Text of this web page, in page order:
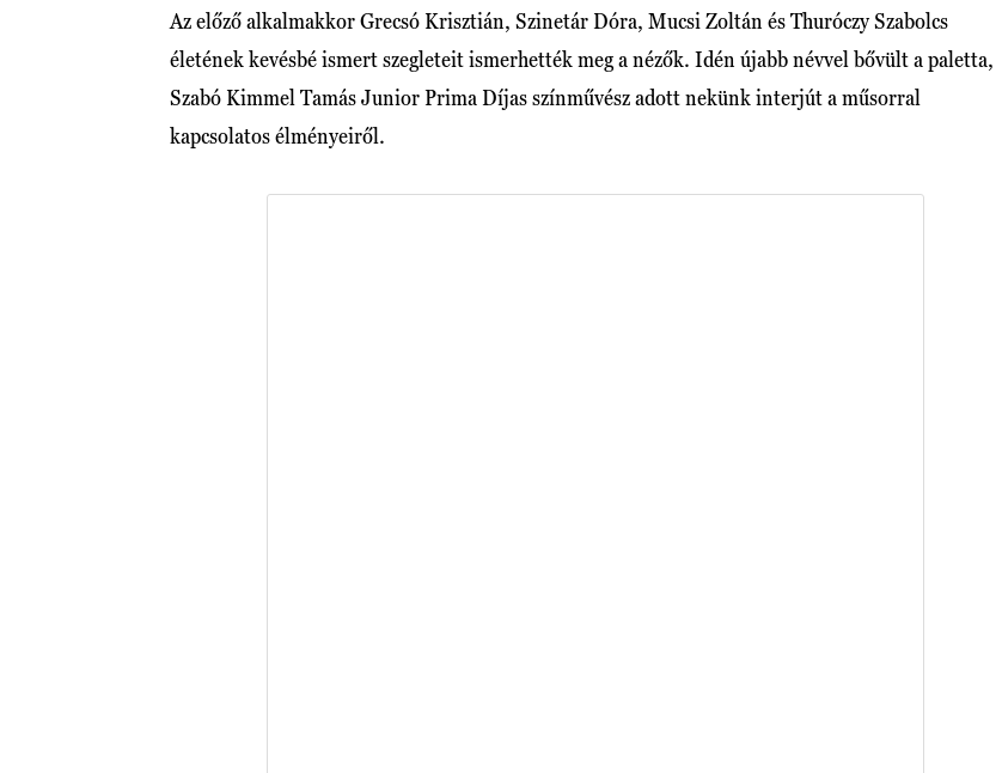
Az előző alkalmakkor Grecsó Krisztián, Szinetár Dóra, Mucsi Zoltán és Thuróczy Szabolcs
életének kevésbé ismert szegleteit ismerhették meg a nézők. Idén újabb névvel bővült a paletta,
Szabó Kimmel Tamás Junior Prima Díjas színművész adott nekünk interjút a műsorral
kapcsolatos élményeiről.